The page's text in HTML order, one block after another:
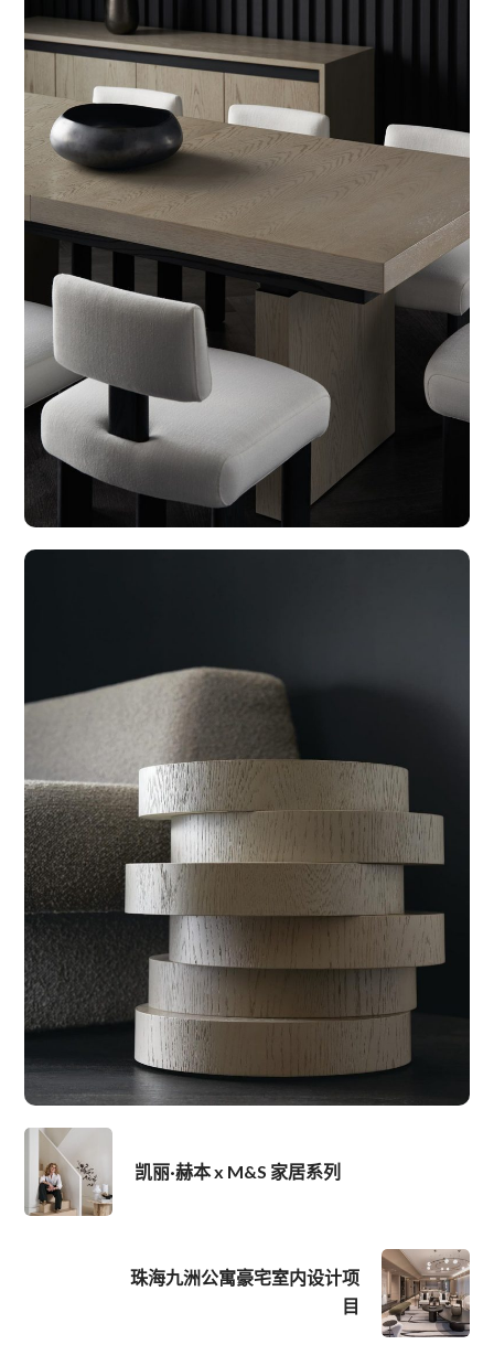
凯丽·赫本 x M&S 家居系列
珠海九洲公寓豪宅室内设计项
目